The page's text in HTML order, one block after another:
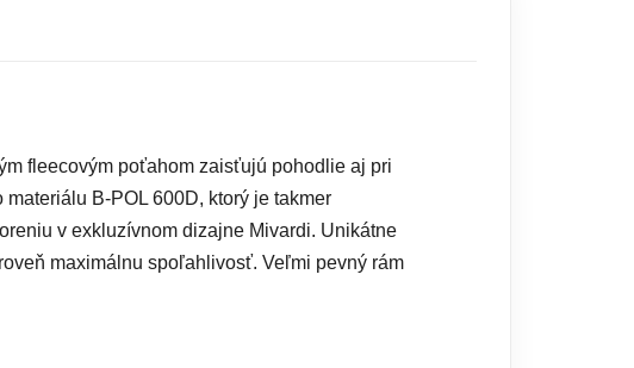
fleecovým poťahom zaisťujú pohodlie aj pri
B-POL 600D, ktorý je takmer
v exkluzívnom dizajne Mivardi. Unikátne
maximálnu spoľahlivosť. Veľmi pevný rám